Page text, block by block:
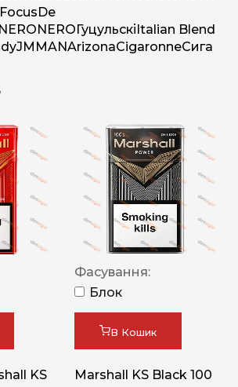
Focus De
NERO NERO Гуцульскі Italian Blend
JM MANArizonaCigaronneСига
KS
Фасування:
Блок
В Кошик
Marshall KS Black 100